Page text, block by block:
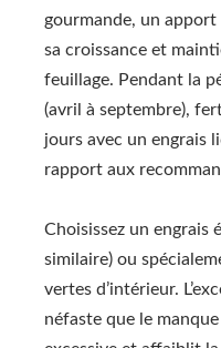
gourmande, un
sa croissance et
feuillage. Pendant la
(avril à septembre),
jours avec un engrais
rapport aux
Choisissez un engrais
similaire) ou
vertes d’intérieur.
néfaste que le